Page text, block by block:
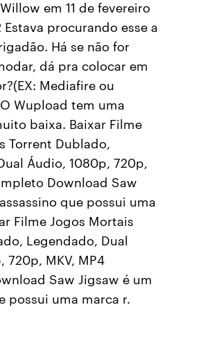
em 11 de fevereiro
Estava procurando esse a
Há se não for
dá pra colocar em
Mediafire ou
Wupload tem uma
baixa. Baixar Filme
Torrent Dublado,
Áudio, 1080p, 720p,
Download Saw
que possui uma
Filme Jogos Mortais
Legendado, Dual
720p, MKV, MP4
Saw Jigsaw é um
possui uma marca r.